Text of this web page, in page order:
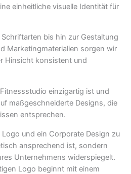
einheitliche visuelle Identität für
bis hin zur Gestaltung
Marketingmaterialien sorgen wir
Hinsicht konsistent und
einzigartig ist und
maßgeschneiderte Designs, die
entsprechen.
und ein Corporate Design zu
ansprechend ist, sondern
Unternehmens widerspiegelt.
Logo beginnt mit einem